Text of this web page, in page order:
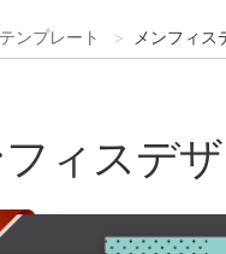
テンプレート メンフィス
ィスデ